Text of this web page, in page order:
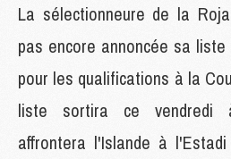
La sélectionneure de la
pas encore annoncée sa
pour les qualifications à la
liste sortira ce vendredi
affrontera l'Islande à